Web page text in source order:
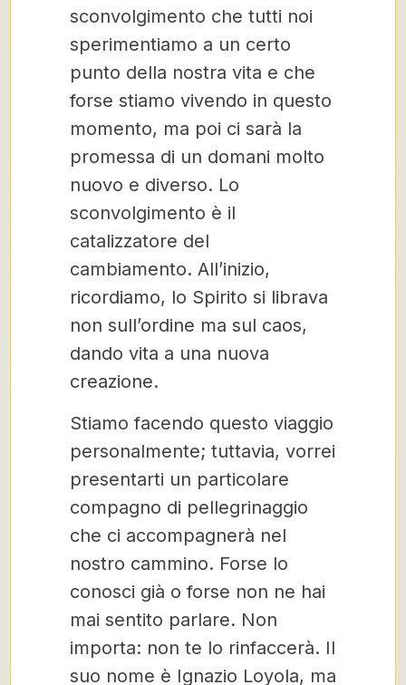
sconvolgimento che tutti noi
sperimentiamo a un certo
punto della nostra vita e che
forse stiamo vivendo in questo
momento, ma poi ci sarà la
promessa di un domani molto
nuovo e diverso. Lo
sconvolgimento è il
catalizzatore del
cambiamento. All’inizio,
ricordiamo, lo Spirito si librava
non sull’ordine ma sul caos,
dando vita a una nuova
creazione.
Stiamo facendo questo viaggio
personalmente; tuttavia, vorrei
presentarti un particolare
compagno di pellegrinaggio
che ci accompagnerà nel
nostro cammino. Forse lo
conosci già o forse non ne hai
mai sentito parlare. Non
importa: non te lo rinfaccerà. Il
suo nome è Ignazio Loyola, ma